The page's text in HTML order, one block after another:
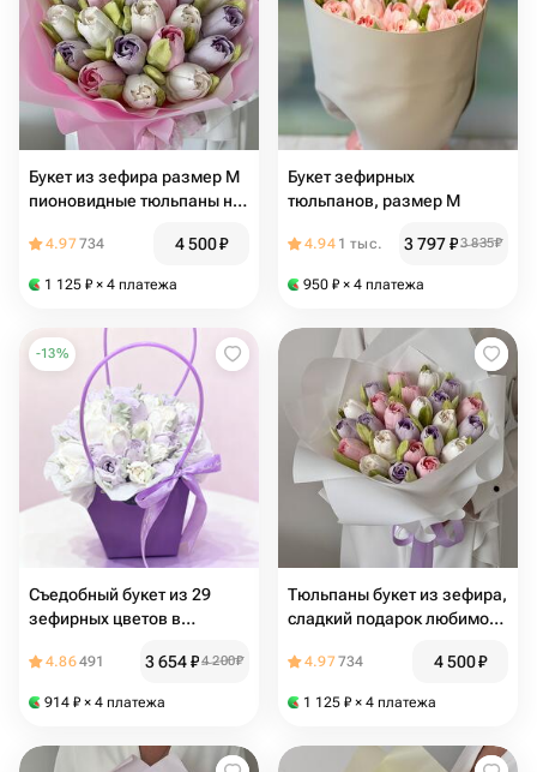
Букет из зефира размер М
пионовидные тюльпаны на
рождения, юбилей
4.97734 4 500₽
1 125 ₽ × 4 платежа
Букет зефирных
тюльпанов, размер М
4.94 1 тыс. 3 797₽3 835₽
950 ₽ × 4 платежа
-13%
Съедобный букет из 29
зефирных цветов в
4.86491 3 654₽4 200₽
914 ₽ × 4 платежа
Тюльпаны букет из зефира,
сладкий подарок любимой
4.97734 4 500₽
1 125 ₽ × 4 платежа